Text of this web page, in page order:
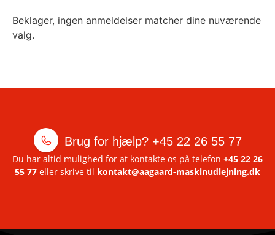
Beklager, ingen anmeldelser matcher dine nuværende
valg.
Brug for hjælp? +45 22 26 55 77
Du har altid mulighed for at kontakte os på telefon +45 22 26
55 77 eller skrive til kontakt@aagaard-maskinudlejning.dk